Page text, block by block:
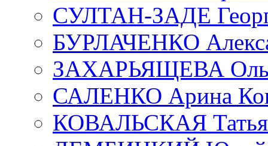
СУЛТАН-ЗАДЕ
БУРЛАЧЕНКО
ЗАХАРЬЯЩЕВА
САЛЕНКО Арина
КОВАЛЬСКАЯ